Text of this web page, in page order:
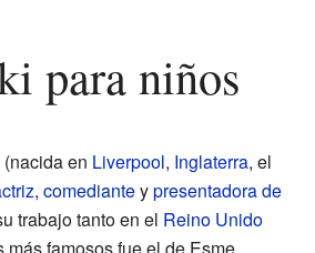
para niños
(nacida en Liverpool, Inglaterra, el
, comedianteypresentadora de
trabajo tanto en el Reino Unido